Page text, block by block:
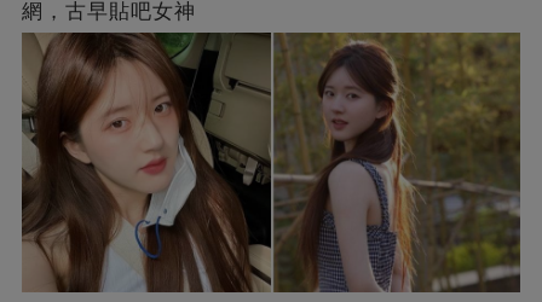
網，古早貼吧女神